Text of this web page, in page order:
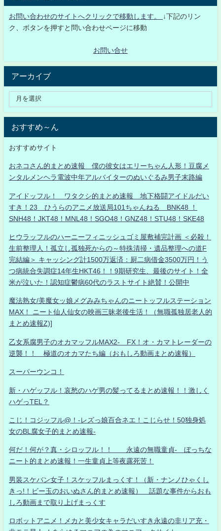
お問い合わせのサイトへクリックで移動します。
↓下記のリン
ク、ボタンを押すと問い合わせページに移動
お問い合せ
アーカイブ
おすすめ～ん
おすすめサイト
おネコさん的まとめ速報 僕の彼女はエリーちゃん人形！豆腐メ
ンタルメンヘラ電波中年アルバイターのぬいぐるみ男子末路編
アイドッフル！ ワタクシ的まとめ速報 地下格闘アイドルだい
すき！23 ひうらのアニメ放送局101ちゃんねる BNK48 ！
SNH48！JKT48！MNL48！SGO48！GNZ48！STU48！SKE48
ヒウラッフルのハーニーフィニッシュゴミ屋敷補完計画 ＜必殺！
生前整理人！孤立し孤独死からの～特殊清掃・遺品整理への道F
完結編＞ キャッシング計1500万返済：厨二病借金3500万円！う
つ病統合失調症14年生HKT46！！9期研究生、最後のサイト！全
米が泣いた！認知症鬱病60代のラストサイト絶賛！公開中
魔法熟女/美魔女ッ娘メグみみちゃんのニートッフルステーション
MAX！ ニート仙人仙女の映画三昧老後生活！（無職孤独居老人的
まとめ速報Z)]
乙女系腐男子のオカマッフルMAX2- FX！オ・カマトレーダーの
逆襲！！ 極道のオカマたち編（おもしろ動画まとめ速報）
スーパーウンコ！
新・ハゲッフル！哀愁のハゲ男の髪ってるまとめ速報！！激しく
ハゲっTEL？
こじ！コジッフル@！-レズっ娘百合ネエ！こじらせ！50独身処
女のBL腐女子的まとめ速報-
何だ！何が？真・シロッフル！！ 永遠の無職童貞- ぼっちな
ニート的まとめ速報！一生童貞上等夜露死苦！
男装スケバン女子！スケッフルまっくす！（新・ナンノひゃくし
きっ!！ビー玉のおいぬさん的まとめ速報） 話題な事件からおも
しろ動画まで取り上げまっくす
ロボットアニメ！メカと美少女キャラだいすき永遠の非リア充・